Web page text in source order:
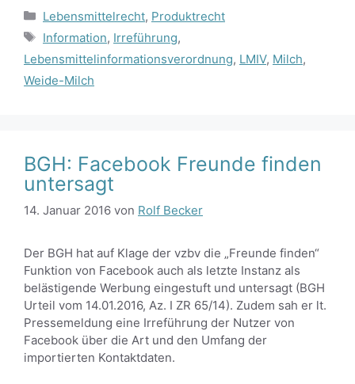
Kategorien
Lebensmittelrecht, Produktrecht
Schlagwörter
Information, Irreführung,
Lebensmittelinformationsverordnung, LMIV, Milch,
Weide-Milch
BGH: Facebook Freunde finden
untersagt
14. Januar 2016 von Rolf Becker
Der BGH hat auf Klage der vzbv die „Freunde finden“
Funktion von Facebook auch als letzte Instanz als
belästigende Werbung eingestuft und untersagt (BGH
Urteil vom 14.01.2016, Az. I ZR 65/14). Zudem sah er lt.
Pressemeldung eine Irreführung der Nutzer von
Facebook über die Art und den Umfang der
importierten Kontaktdaten.